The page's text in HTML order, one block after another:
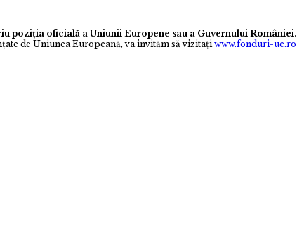
poziția oficială a Uniunii Europene sau a Guvernului României.
de Uniunea Europeană, va invităm să vizitaţiwww.fonduri-ue.ro